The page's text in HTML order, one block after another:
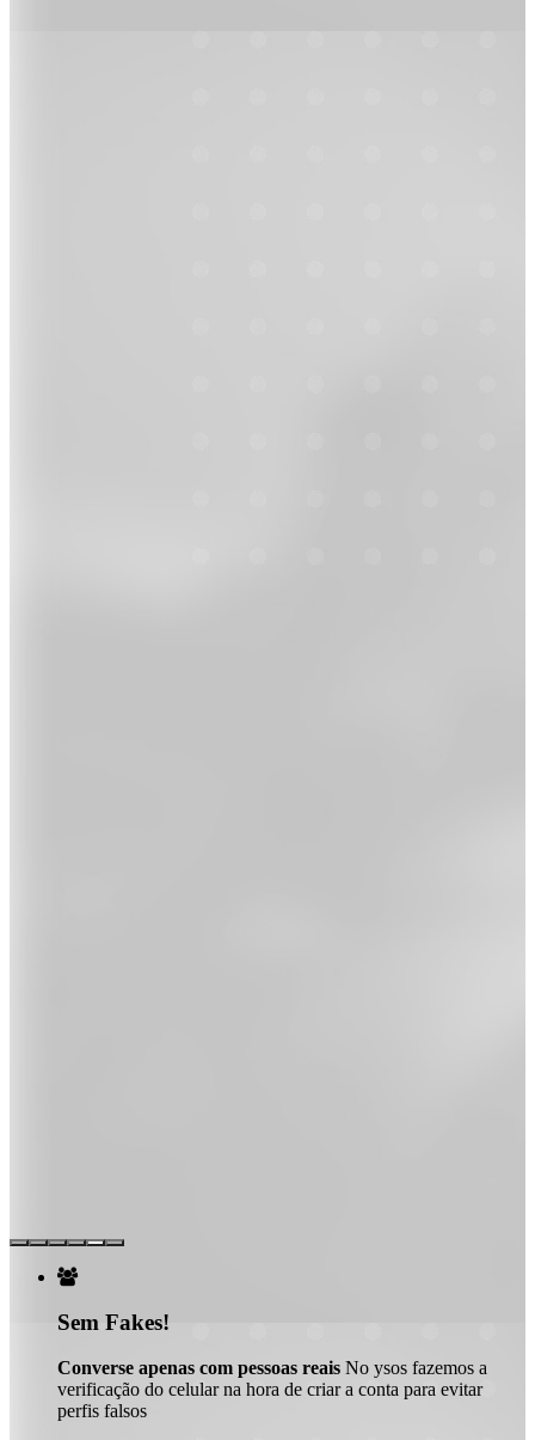

Sem Fakes!
Converse apenas com pessoas reais No ysos fazemos a
verificação do celular na hora de criar a conta para evitar
perfis falsos